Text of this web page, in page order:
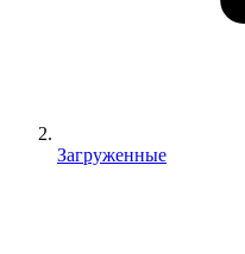
Загруженные